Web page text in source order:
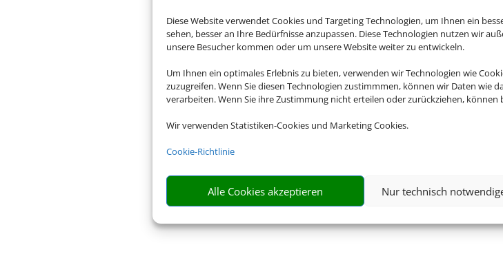
Diese Website verwendet Cookies und Targeting Technologien, um Ihnen ein
sehen, besser an Ihre Bedürfnisse anzupassen. Diese Technologien nutzen wir
unsere Besucher kommen oder um unsere Website weiter zu entwickeln.
Um Ihnen ein optimales Erlebnis zu bieten, verwenden wir Technologien wie
zuzugreifen. Wenn Sie diesen Technologien zustimmmen, können wir Daten wie
verarbeiten. Wenn Sie ihre Zustimmung nicht erteilen oder zurückziehen,
Wir verwenden Statistiken-Cookies und Marketing Cookies.
Cookie-Richtlinie
Alle Cookies akzeptieren Nur technisch